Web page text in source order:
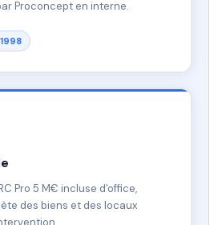
Proconcept en interne.
Pro 5 M€ incluse d'office,
des biens et des locaux